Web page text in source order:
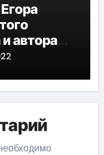
автора